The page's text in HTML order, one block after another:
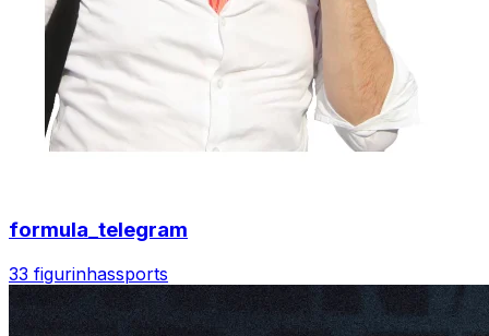
formula_telegram
33 figurinhassports